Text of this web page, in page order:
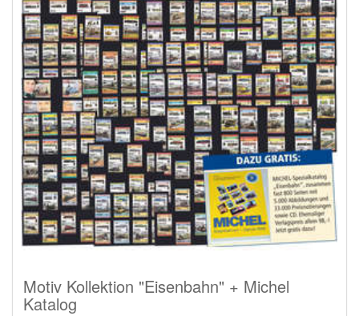
Motiv Kollektion "Eisenbahn" + Michel
Katalog